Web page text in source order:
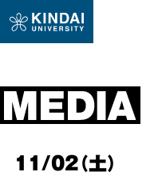
11/02（土）